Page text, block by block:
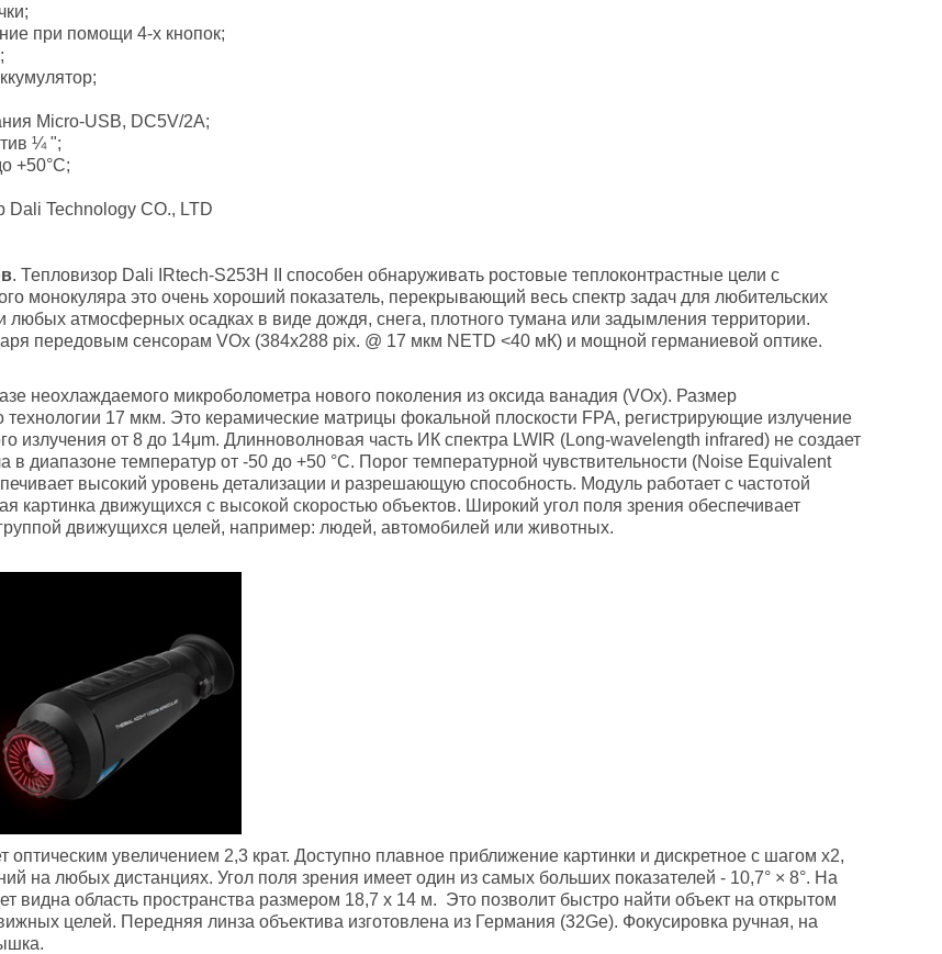
при помощи 4-х кнопок;
Micro-USB, DC5V/2A;
¼ ";
+50°С;
Technology CO., LTD
. Тепловизор Dali IRtech-S253H II способен обнаруживать ростовые теплоконтрастные цели с
монокуляра это очень хороший показатель, перекрывающий весь спектр задач для любительских
атмосферных осадках в виде дождя, снега, плотного тумана или задымления территории.
передовым сенсорам VOx (384x288 pix. @ 17 мкм NETD <40 мК) и мощной германиевой оптике.
неохлаждаемого микроболометра нового поколения из оксида ванадия (VOx). Размер
технологии 17 мкм. Это керамические матрицы фокальной плоскости FPA, регистрирующие излучение
излучения от 8 до 14μm. Длинноволновая часть ИК спектра LWIR (Long-wavelength infrared) не создает
в диапазоне температур от -50 до +50 °С. Порог температурной чувствительности (Noise Equivalent
высокий уровень детализации и разрешающую способность. Модуль работает с частотой
картинка движущихся с высокой скоростью объектов. Широкий угол поля зрения обеспечивает
движущихся целей, например: людей, автомобилей или животных.
оптическим увеличением 2,3 крат. Доступно плавное приближение картинки и дискретное с шагом x2,
на любых дистанциях. Угол поля зрения имеет один из самых больших показателей - 10,7° × 8°. На
видна область пространства размером 18,7 х 14 м. Это позволит быстро найти объект на открытом
целей. Передняя линза объектива изготовлена из Германия (32Ge). Фокусировка ручная, на